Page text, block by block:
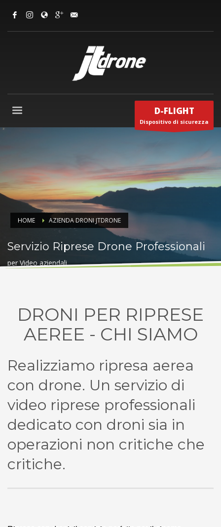
D-FLIGHT
Dispositivo di sicurezza
HOME AZIENDA DRONI JTDRONE
Servizio Riprese Drone Professionali
per Video aziendali
DRONI PER RIPRESE
AEREE - CHI SIAMO
Realizziamo ripresa aerea
con drone. Un servizio di
video riprese professionali
dedicato con droni sia in
operazioni non critiche che
critiche.